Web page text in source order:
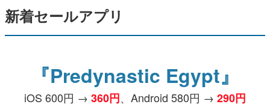
新着セールアプリ
『Predynastic Egypt』
iOS 600円 → 360円、Android 580円 → 290円